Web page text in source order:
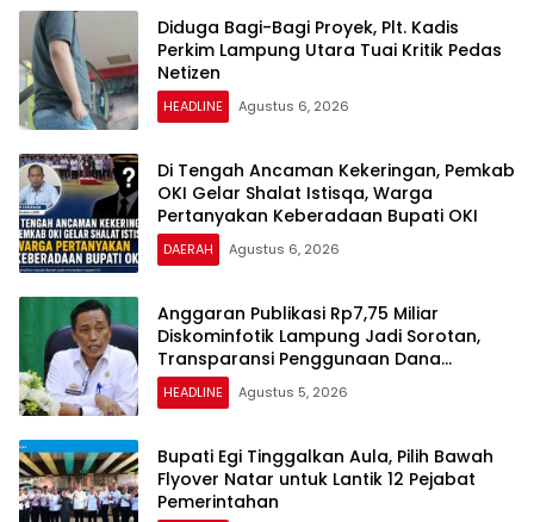
Diduga Bagi-Bagi Proyek, Plt. Kadis
Perkim Lampung Utara Tuai Kritik Pedas
Netizen
HEADLINE Agustus 6, 2026
Di Tengah Ancaman Kekeringan, Pemkab
OKI Gelar Shalat Istisqa, Warga
Pertanyakan Keberadaan Bupati OKI
DAERAH Agustus 6, 2026
Anggaran Publikasi Rp7,75 Miliar
Diskominfotik Lampung Jadi Sorotan,
Transparansi Penggunaan Dana
Dipertanyakan
HEADLINE Agustus 5, 2026
Bupati Egi Tinggalkan Aula, Pilih Bawah
Flyover Natar untuk Lantik 12 Pejabat
Pemerintahan